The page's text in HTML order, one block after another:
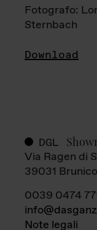
Fotografo:
Sternbach
Download
DGL
Via Ragen di
39031 Brunico
0039 0474
Note legali